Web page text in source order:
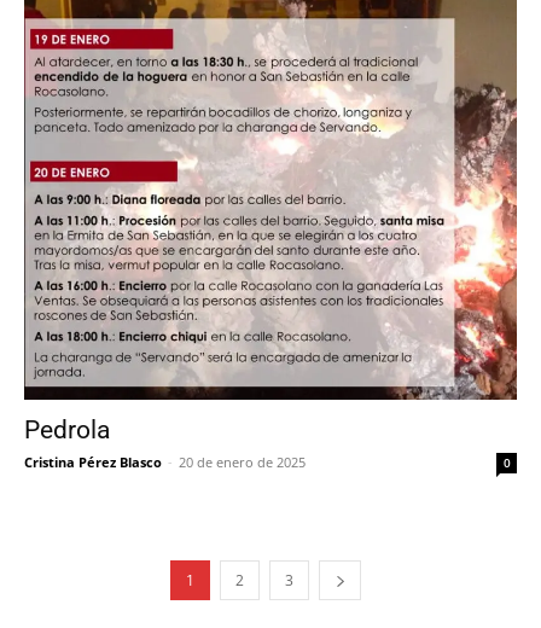
Pedrola
Cristina Pérez Blasco - 20 de enero de 2025 0
1 2 3